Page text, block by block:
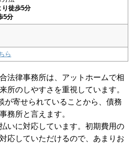
り徒歩5分
5分
ら
法律事務所は、アットホームで相
所のしやすさを重視しています。
が寄せられていることから、債務
務所と言えます。
いに対応しています。初期費用の
応していただけるので、あまりお